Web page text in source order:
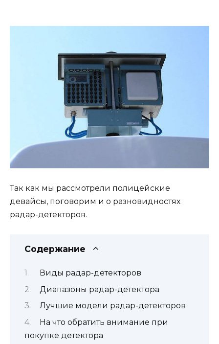
Так как мы рассмотрели полицейские
девайсы, поговорим и о разновидностях
радар-детекторов.
Содержание
Виды радар-детекторов
Диапазоны радар-детектора
Лучшие модели радар-детекторов
На что обратить внимание при
покупке детектора